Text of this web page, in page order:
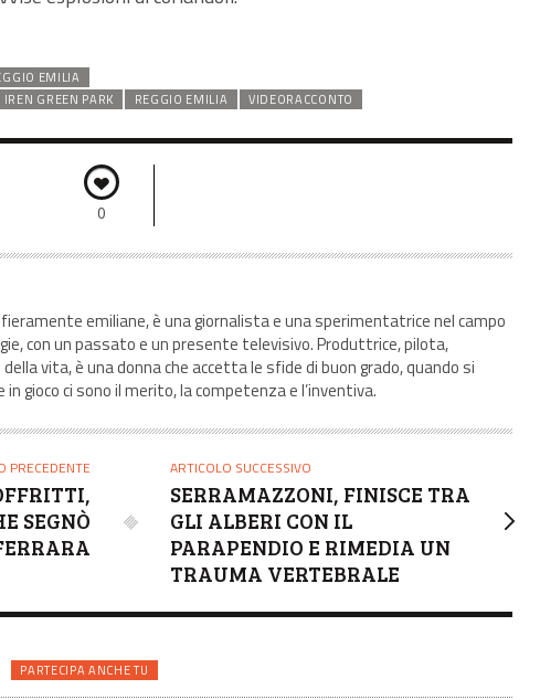
EMILIA
IREN GREEN PARK REGGIO EMILIA VIDEORACCONTO
0
fieramente emiliane, è una giornalista e una sperimentatrice nel campo
con un passato e un presente televisivo. Produttrice, pilota,
vita, è una donna che accetta le sfide di buon grado, quando si
gioco ci sono il merito, la competenza e l’inventiva.
PRECEDENTE
SEGNÒ
ARTICOLO SUCCESSIVO
SERRAMAZZONI, FINISCE TRA
GLI ALBERI CON IL
PARAPENDIO E RIMEDIA UN
TRAUMA VERTEBRALE
PARTECIPA ANCHE TU